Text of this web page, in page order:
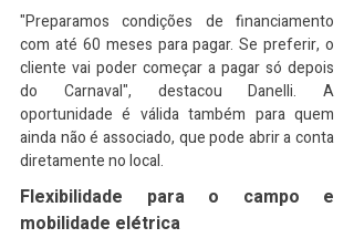
"Preparamos condições de financiamento
com até 60 meses para pagar. Se preferir, o
cliente vai poder começar a pagar só depois
do Carnaval", destacou Danelli. A
oportunidade é válida também para quem
ainda não é associado, que pode abrir a conta
diretamente no local.
Flexibilidade para o campo e
mobilidade elétrica